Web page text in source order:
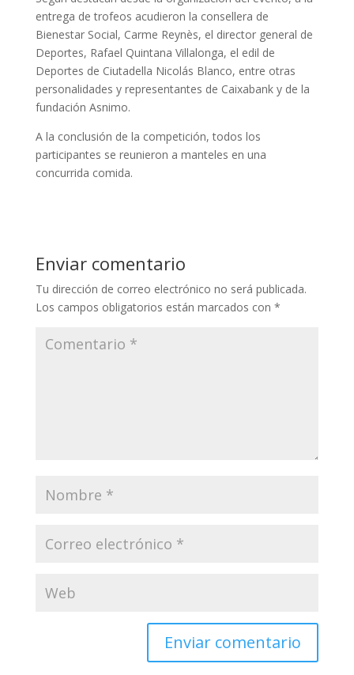
entrega de trofeos acudieron la consellera de
Bienestar Social, Carme Reynès, el director general de
Deportes, Rafael Quintana Villalonga, el edil de
Deportes de Ciutadella Nicolás Blanco, entre otras
personalidades y representantes de Caixabank y de la
fundación Asnimo.
A la conclusión de la competición, todos los
participantes se reunieron a manteles en una
concurrida comida.
Enviar comentario
Tu dirección de correo electrónico no será publicada.
Los campos obligatorios están marcados con *